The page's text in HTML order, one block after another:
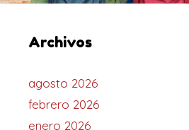
Archivos
agosto 2026
febrero 2026
enero 2026